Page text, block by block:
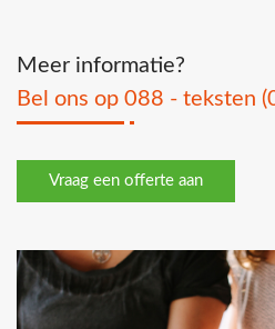
Meer informatie?
Bel ons op 088 - teksten
Vraag een offerte aan